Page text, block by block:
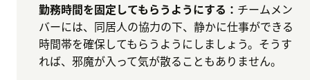
勤務時間を固定してもらうようにする： チームメン
バーには、同居人の協力の下、静かに仕事ができる
時間帯を確保してもらうようにしましょう。そうす
れば、邪魔が入って気が散ることもありません。